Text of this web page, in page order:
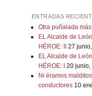
ENTRADAS
Otra puñalada
EL Alcalde de
HÉROE: II
27
EL Alcalde de
HÉROE: I
20 junio,
Ni éramos
conductores 10